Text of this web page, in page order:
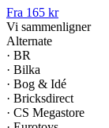
Fra 165 kr
Vi sammenligner
Alternate
· BR
· Bilka
· Bog & Idé
· Bricksdirect
· CS Megastore